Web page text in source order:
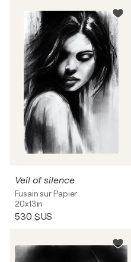
Veil of silence
Fusain sur Papier
20x13in
530 $US